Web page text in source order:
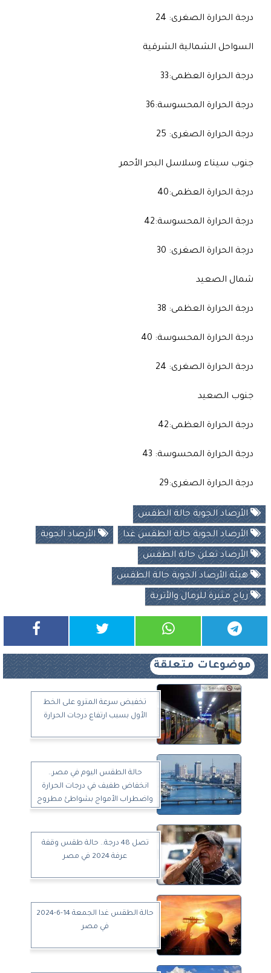
درجة الحرارة الصغرى: 24
السواحل الشمالية الشرقية
درجة الحرارة العظمى:33
درجة الحرارة المحسوسة:36
درجة الحرارة الصغرى: 25
جنوب سيناء وسلاسل البحر الأحمر
درجة الحرارة العظمى:40
درجة الحرارة المحسوسة:42
درجة الحرارة الصغرى: 30
شمال الصعيد
درجة الحرارة العظمى: 38
درجة الحرارة المحسوسة: 40
درجة الحرارة الصغرى: 24
جنوب الصعيد
درجة الحرارة العظمى:42
درجة الحرارة المحسوسة: 43
درجة الحرارة الصغرى:29
الأرصاد الجوية حالة الطقس
الأرصاد الجوية حالة الطقس غدا الأرصاد الجوية
الأرصاد تعلن حالة الطقس
هيئة الأرصاد الجوية حالة الطقس
رياح مثيرة للرمال والأتربة
موضوعات متعلقة
تخفيض سرعة المترو على الخط
الأول بسبب ارتفاع درجات الحرارة
حالة الطقس اليوم في مصر..
انخفاض طفيف في درجات الحرارة
واضطراب الأمواج بشواطئ مطروح
تصل 48 درجة.. حالة طقس وقفة
عرفة 2024 في مصر
حالة الطقس غدا الجمعة 14-6-2024
في مصر